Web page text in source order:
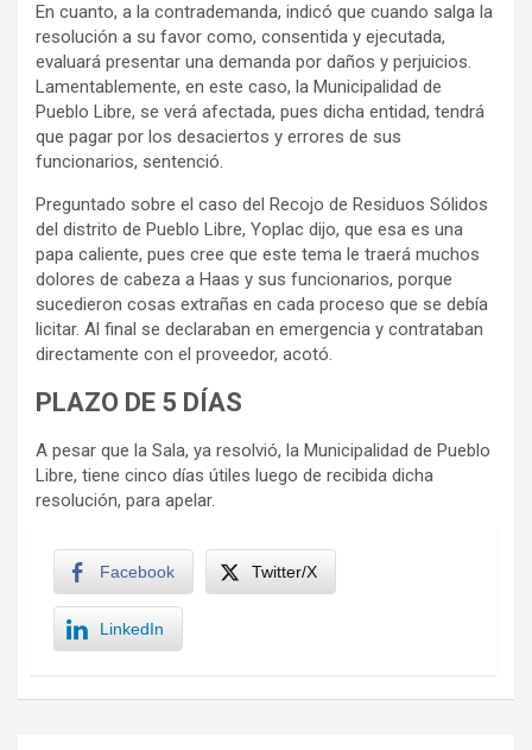
En cuanto, a la contrademanda, indicó que cuando salga la
resolución a su favor como, consentida y ejecutada,
evaluará presentar una demanda por daños y perjuicios.
Lamentablemente, en este caso, la Municipalidad de
Pueblo Libre, se verá afectada, pues dicha entidad, tendrá
que pagar por los desaciertos y errores de sus
funcionarios, sentenció.
Preguntado sobre el caso del Recojo de Residuos Sólidos
del distrito de Pueblo Libre, Yoplac dijo, que esa es una
papa caliente, pues cree que este tema le traerá muchos
dolores de cabeza a Haas y sus funcionarios, porque
sucedieron cosas extrañas en cada proceso que se debía
licitar. Al final se declaraban en emergencia y contrataban
directamente con el proveedor, acotó.
PLAZO DE 5 DÍAS
A pesar que la Sala, ya resolvió, la Municipalidad de Pueblo
Libre, tiene cinco días útiles luego de recibida dicha
resolución, para apelar.
Facebook Twitter/X
LinkedIn